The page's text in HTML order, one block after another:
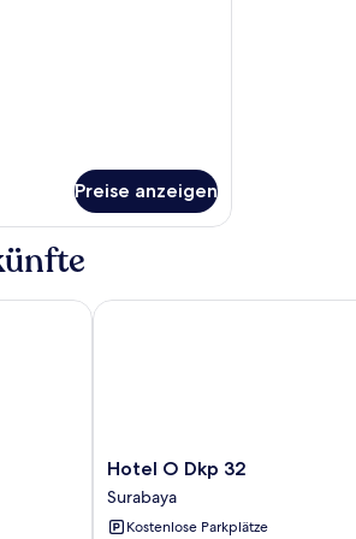
Preise anzeigen
Hotel
O
Dkp
32
Hotel O Dkp 32
Surabaya
Kostenlose Parkplätze
Hotel O Dkp 32